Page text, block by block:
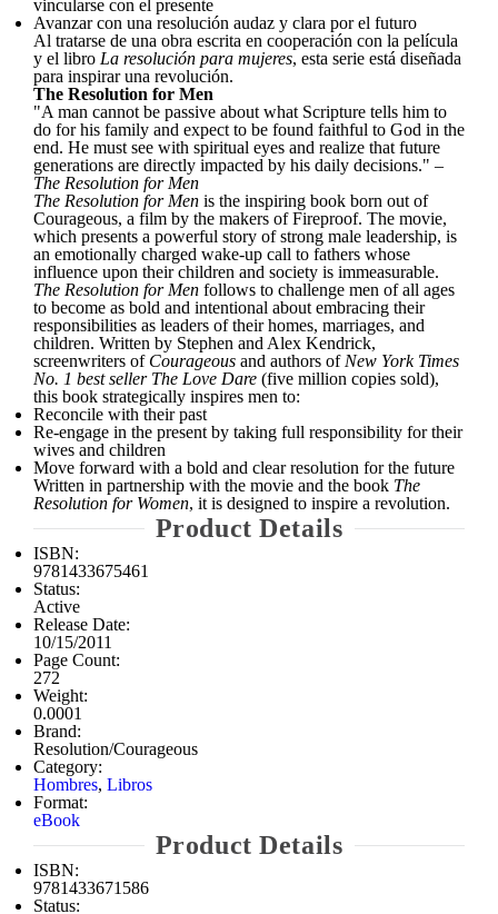
vincularse con el presente
Avanzar con una resolución audaz y clara por el futuro
Al tratarse de una obra escrita en cooperación con la película
y el libro La resolución para mujeres, esta serie está diseñada
para inspirar una revolución.
The Resolution for Men
"A man cannot be passive about what Scripture tells him to
do for his family and expect to be found faithful to God in the
end. He must see with spiritual eyes and realize that future
generations are directly impacted by his daily decisions." –
The Resolution for Men
The Resolution for Men is the inspiring book born out of
Courageous, a film by the makers of Fireproof. The movie,
which presents a powerful story of strong male leadership, is
an emotionally charged wake-up call to fathers whose
influence upon their children and society is immeasurable.
The Resolution for Men follows to challenge men of all ages
to become as bold and intentional about embracing their
responsibilities as leaders of their homes, marriages, and
children. Written by Stephen and Alex Kendrick,
screenwriters of Courageous and authors ofNew York Times
No. 1 best seller The Love Dare (five million copies sold),
this book strategically inspires men to:
Reconcile with their past
Re-engage in the present by taking full responsibility for their
wives and children
Move forward with a bold and clear resolution for the future
Written in partnership with the movie and the book The
Resolution for Women, it is designed to inspire a revolution.
Product Details
ISBN:
9781433675461
Status:
Active
Release Date:
10/15/2011
Page Count:
272
Weight:
0.0001
Brand:
Resolution/Courageous
Category:
Hombres, Libros
Format:
eBook
Product Details
ISBN:
9781433671586
Status: